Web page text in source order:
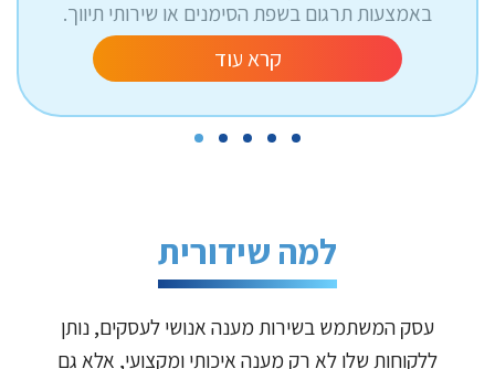
באמצעות תרגום בשפת הסימנים או שירותי תיווך.
קרא עוד
למה שידורית
עסק המשתמש בשירות מענה אנושי לעסקים, נותן
ללקוחות שלו לא רק מענה איכותי ומקצועי, אלא גם